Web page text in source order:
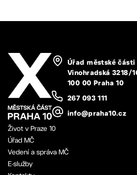
Úřad městské části
Vinohradská 3218/
100 00 Praha 10
267 093 111
info@praha10.cz
Život v Praze 10
Úřad MČ
Vedení a správa MČ
E-služby